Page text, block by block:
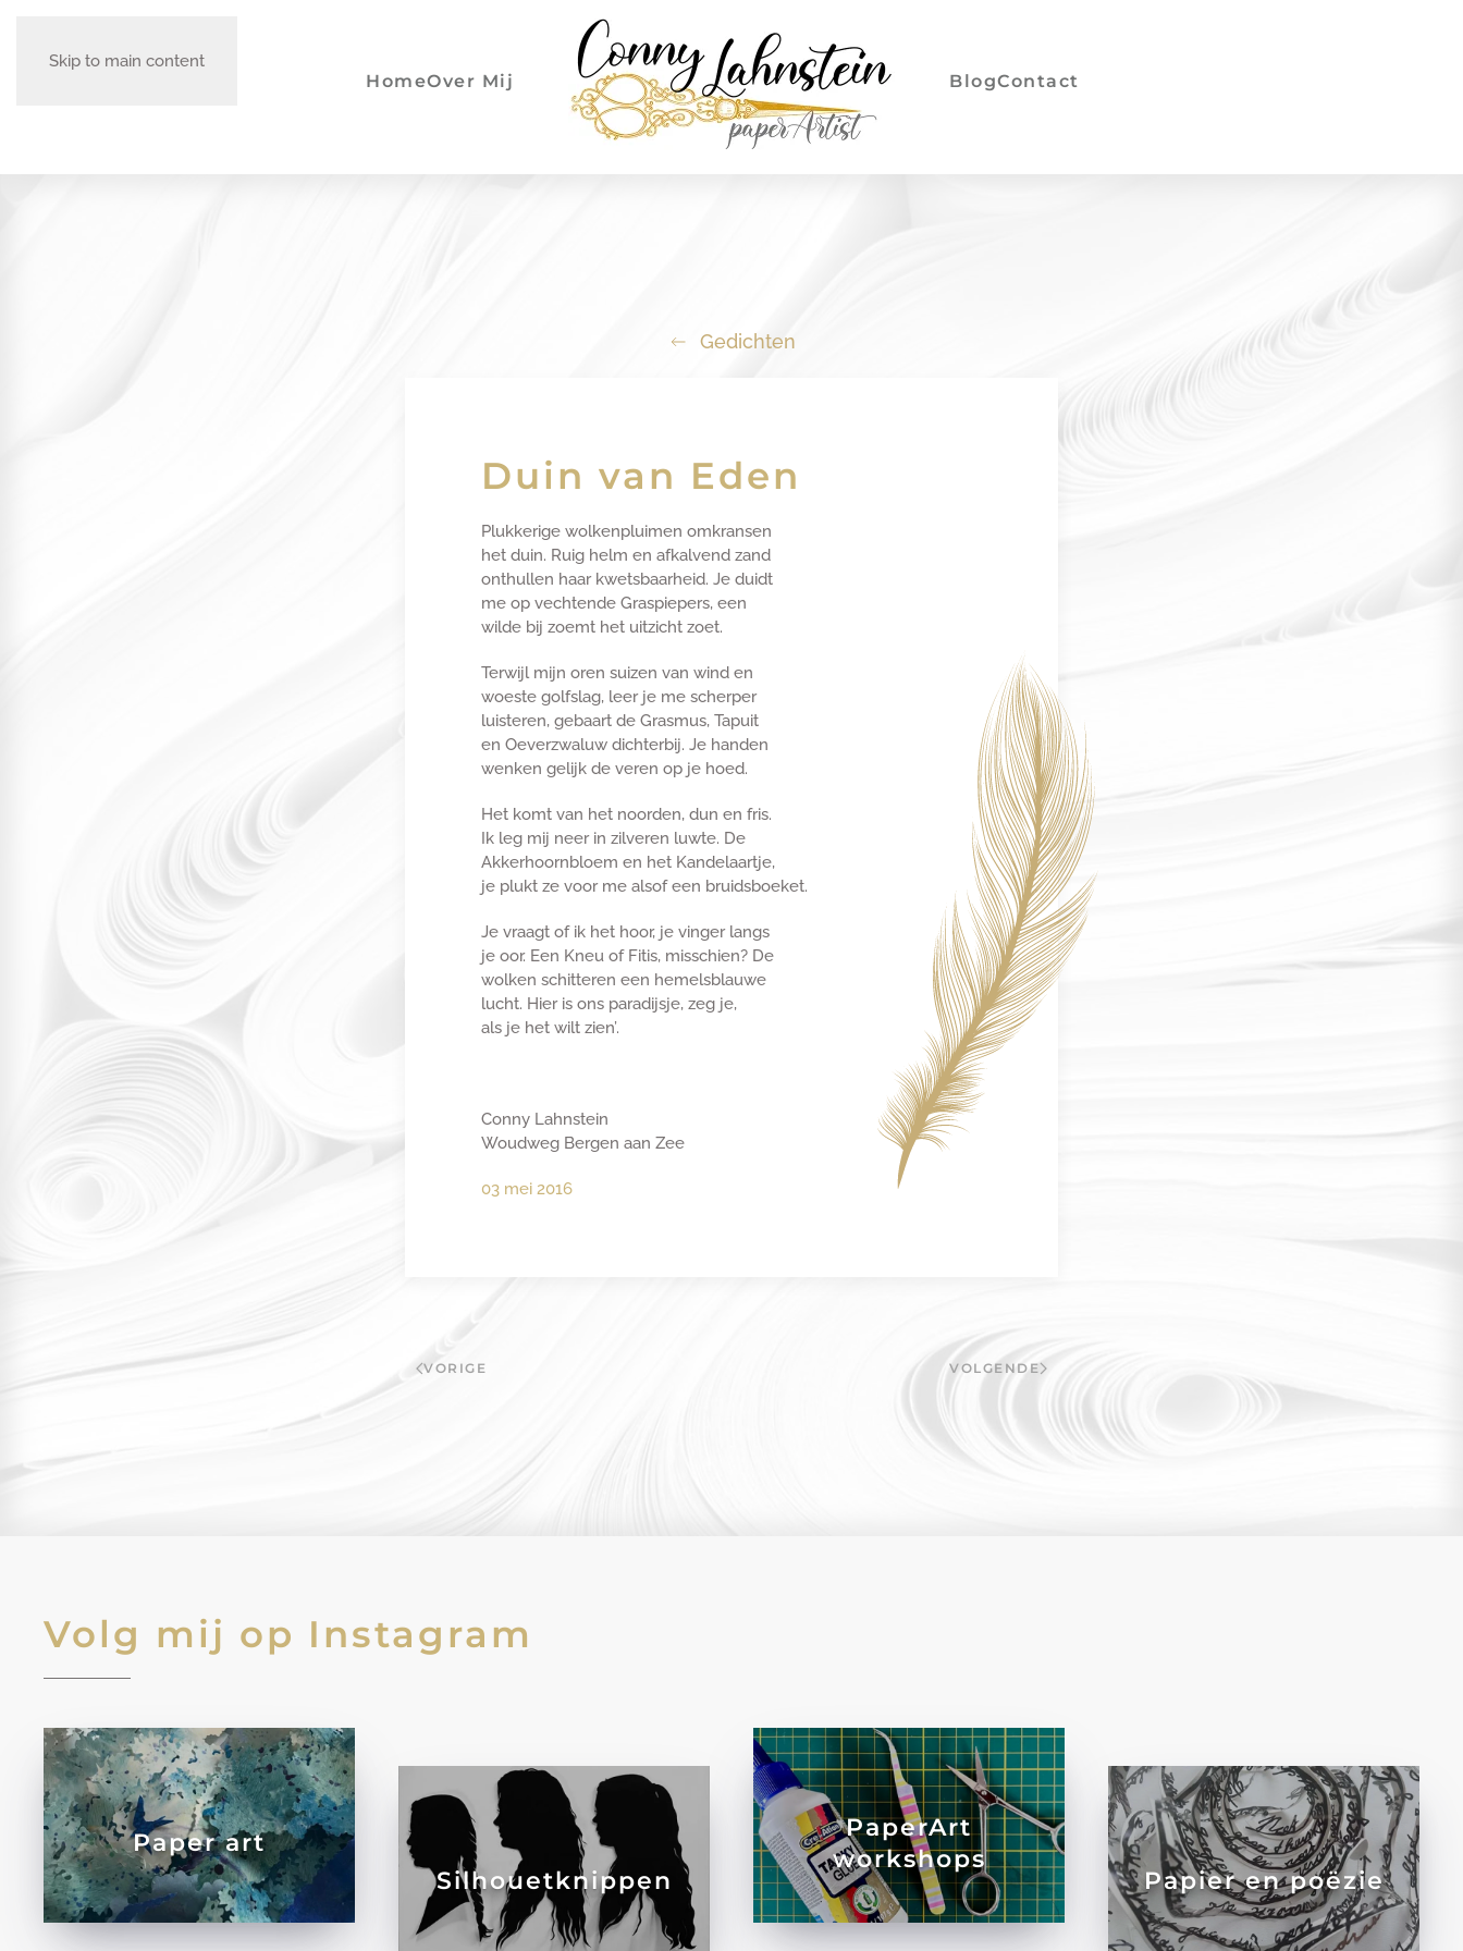
Skip to main content
HomeOver Mij BlogContact
Gedichten
Duin van Eden
Plukkerige wolkenpluimen omkransen
het duin. Ruig helm en afkalvend zand
onthullen haar kwetsbaarheid. Je duidt
me op vechtende Graspiepers, een
wilde bij zoemt het uitzicht zoet.
Terwijl mijn oren suizen van wind en
woeste golfslag, leer je me scherper
luisteren, gebaart de Grasmus, Tapuit
en Oeverzwaluw dichterbij. Je handen
wenken gelijk de veren op je hoed.
Het komt van het noorden, dun en fris.
Ik leg mij neer in zilveren luwte. De
Akkerhoornbloem en het Kandelaartje,
je plukt ze voor me alsof een bruidsboeket.
Je vraagt of ik het hoor, je vinger langs
je oor. Een Kneu of Fitis, misschien? De
wolken schitteren een hemelsblauwe
lucht. Hier is ons paradijsje, zeg je,
als je het wilt zien’.
Conny Lahnstein
Woudweg Bergen aan Zee
03 mei 2016
VORIGE VOLGENDE
Volg mij op Instagram
Paper art
Silhouetknippen
PaperArt
workshops
Papier en poëzie